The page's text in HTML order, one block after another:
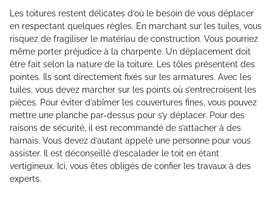
Les toitures restent délicates d’où le besoin de vous déplacer
en respectant quelques règles. En marchant sur les tuiles, vous
risquez de fragiliser le matériau de construction. Vous pourriez
même porter préjudice à la charpente. Un déplacement doit
être fait selon la nature de la toiture. Les tôles présentent des
pointes. Ils sont directement fixés sur les armatures. Avec les
tuiles, vous devez marcher sur les points où s’entrecroisent les
pièces. Pour éviter d’abîmer les couvertures fines, vous pouvez
mettre une planche par-dessus pour s’y déplacer. Pour des
raisons de sécurité, il est recommandé de s’attacher à des
harnais. Vous devez d’autant appelé une personne pour vous
assister. Il est déconseillé d’escalader le toit en étant
vertigineux. Ici, vous êtes obligés de confier les travaux à des
experts.